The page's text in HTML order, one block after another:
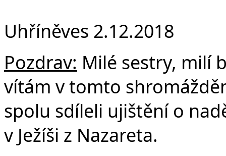
Uhříněves 2.12.2018
Pozdrav: Milé sestry, milí
vítám v tomto
spolu sdíleli ujištění o
v Ježíši z Nazareta.